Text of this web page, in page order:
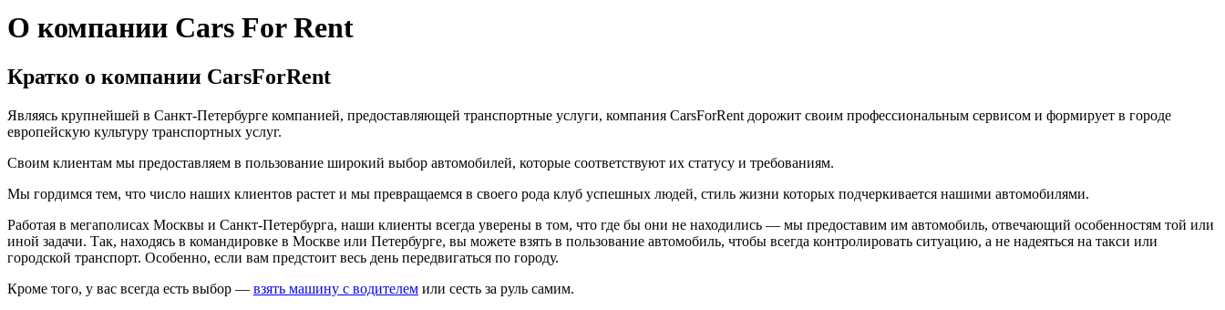
О компании Cars For Rent
Кратко о компании CarsForRent
Являясь крупнейшей в Санкт-Петербурге компанией, предоставляющей транспортные услуги, компания CarsForRent дорожит своим профессиональным сервисом и формирует в городе
европейскую культуру транспортных услуг.
Своим клиентам мы предоставляем в пользование широкий выбор автомобилей, которые соответствуют их статусу и требованиям.
Мы гордимся тем, что число наших клиентов растет и мы превращаемся в своего рода клуб успешных людей, стиль жизни которых подчеркивается нашими автомобилями.
Работая в мегаполисах Москвы и Санкт-Петербурга, наши клиенты всегда уверены в том, что где бы они не находились — мы предоставим им автомобиль, отвечающий особенностям той или
иной задачи. Так, находясь в командировке в Москве или Петербурге, вы можете взять в пользование автомобиль, чтобы всегда контролировать ситуацию, а не надеяться на такси или
городской транспорт. Особенно, если вам предстоит весь день передвигаться по городу.
Кроме того, у вас всегда есть выбор — взять машину с водителем или сесть за руль самим.